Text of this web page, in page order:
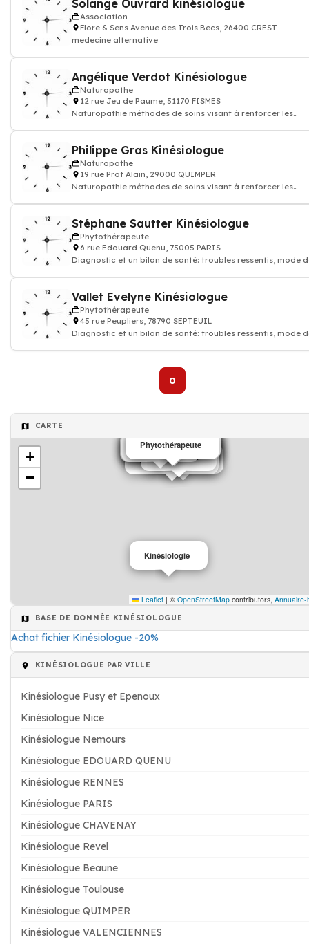
Solange Ouvrard kinésiologue
Association
Flore & Sens Avenue des Trois Becs, 26400 CREST
medecine alternative
Angélique Verdot Kinésiologue
Naturopathe
12 rue Jeu de Paume, 51170 FISMES
Naturopathie méthodes de soins visant à renforcer les
Philippe Gras Kinésiologue
Naturopathe
19 rue Prof Alain, 29000 QUIMPER
Naturopathie méthodes de soins visant à renforcer les
Stéphane Sautter Kinésiologue
Phytothérapeute
6 rue Edouard Quenu, 75005 PARIS
Diagnostic et un bilan de santé: troubles ressentis, mode
Vallet Evelyne Kinésiologue
Phytothérapeute
45 rue Peupliers, 78790 SEPTEUIL
Diagnostic et un bilan de santé: troubles ressentis, mode
0
CARTE
kinésiologue
Kinésiologue
Kinésiologue
Hypnopraticien
Hypnothérapeute
Naturopathe
Phytothérapeute
Phytothérapeute
Kinésiologie
Soins
Acupuncteur
Coaching sportif
Réflexologue
Soins
Acupuncteur
Association
Naturopathe
Naturopathe
Phytothérapeute
Phytothérapeute
+
−
Leaflet | © OpenStreetMap contributors, Annuaire-
BASE DE DONNÉE KINÉSIOLOGUE
Achat fichier Kinésiologue -20%
KINÉSIOLOGUE PAR VILLE
Kinésiologue Pusy et Epenoux
Kinésiologue Nice
Kinésiologue Nemours
Kinésiologue EDOUARD QUENU
Kinésiologue RENNES
Kinésiologue PARIS
Kinésiologue CHAVENAY
Kinésiologue Revel
Kinésiologue Beaune
Kinésiologue Toulouse
Kinésiologue QUIMPER
Kinésiologue VALENCIENNES